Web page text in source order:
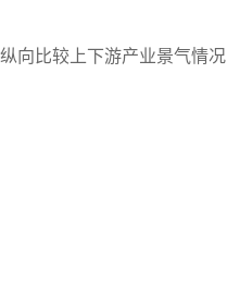
向比较上下游产业景气情